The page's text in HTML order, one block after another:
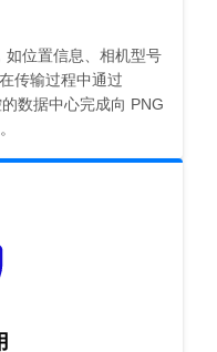
如位置信息、相机型号
传输过程中通过
数据中心完成向 PNG